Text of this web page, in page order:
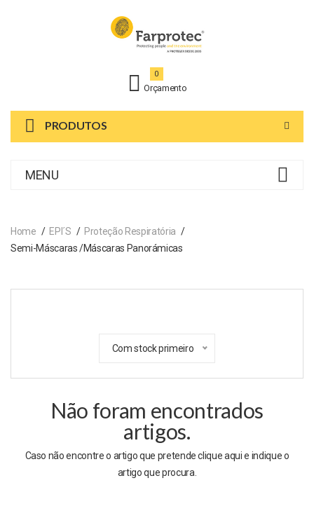
Orçamento
0
PRODUTOS
MENU
Home EPI´s
Proteção Respiratória
Semi-Máscaras /Máscaras Panorámicas
Com stock primeiro
Não foram encontrados
artigos.
Caso não encontre o artigo que pretende cliqueaquie indique o
artigo que procura.